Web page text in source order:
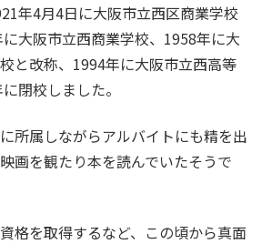
年4月4日に大阪市立西区商業学校
大阪市立西商業学校、1958年に大
と改称、1994年に大阪市立西高等
閉校しました。
所属しながらアルバイトにも精を出
画を観たり本を読んでいたそうで
格を取得するなど、この頃から真面